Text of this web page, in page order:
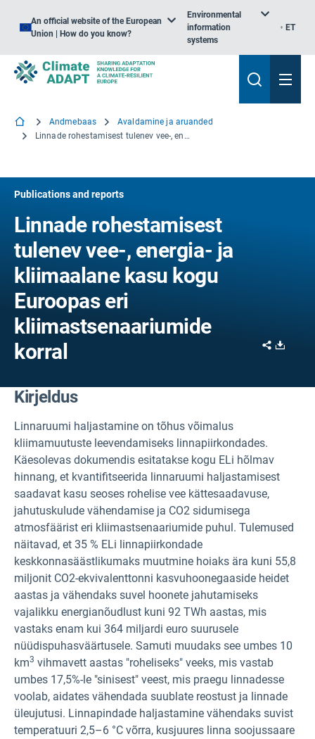
An official website of the European
Union | How do you know?
Environmental
information
systems
ET
Andmebaas
Avaldamine ja aruanded
Linnade rohestamisest tulenev vee-, energia- ja kliimaalane kasu kogu Euroopas eri kliimastsenaariumide korral
Publications and reports
Linnade rohestamisest
tulenev vee-, energia- ja
kliimaalane kasu kogu
Euroopas eri
kliimastsenaariumide
korral
Share
Kirjeldus
Linnaruumi haljastamine on tõhus võimalus
kliimamuutuste leevendamiseks linnapiirkondades.
Käesolevas dokumendis esitatakse kogu ELi hõlmav
hinnang, et kvantifitseerida linnaruumi haljastamisest
saadavat kasu seoses rohelise vee kättesaadavuse,
jahutuskulude vähendamise ja CO2 sidumisega
atmosfäärist eri kliimastsenaariumide puhul. Tulemused
näitavad, et 35 % ELi linnapiirkondade
keskkonnasäästlikumaks muutmine hoiaks ära kuni 55,8
miljonit CO2-ekvivalenttonni kasvuhoonegaaside heidet
aastas ja vähendaks suvel hoonete jahutamiseks
vajalikku energianõudlust kuni 92 TWh aastas, mis
vastaks enam kui 364 miljardi euro suurusele
nüüdispuhasväärtusele. Samuti muudaks see umbes 10
km3 vihmavett aastas "roheliseks" veeks, mis vastab
umbes 17,5%-le "sinisest" veest, mis praegu linnadesse
voolab, aidates vähendada suublate reostust ja linnade
üleujutusi. Linnapindade haljastamine vähendaks suvist
temperatuuri 2,5–6 °C võrra, kusjuures linna soojussaare